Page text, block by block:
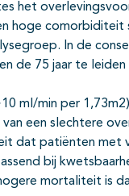
het
hoge comorbiditeit
In de
de 75 jaar te
ml/min per
een slechtere
dat patiënten met
bij
mortaliteit is